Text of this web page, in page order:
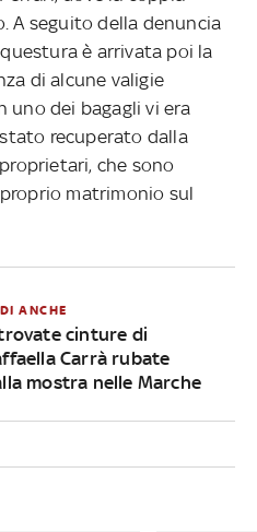
A seguito della denuncia
è arrivata poi la
di alcune valigie
uno dei bagagli vi era
recuperato dalla
che sono
matrimonio sul
ANCHE
cinture di
Carrà rubate
mostra nelle Marche